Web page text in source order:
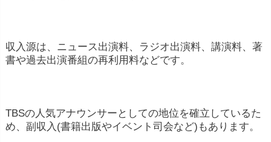
収入源は、ニュース出演料、ラジオ出演料、講演料、著
書や過去出演番組の再利用料などです。
TBSの人気アナウンサーとしての地位を確立しているた
め、副収入(書籍出版やイベント司会など)もあります。